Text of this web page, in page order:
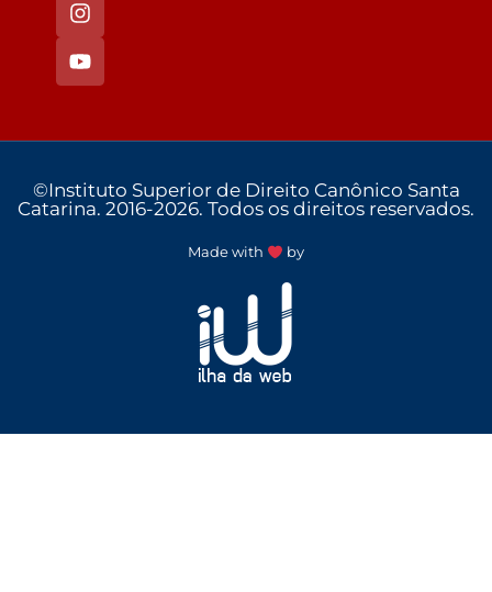
©Instituto Superior de Direito Canônico Santa
Catarina. 2016-2026. Todos os direitos reservados.
Made with by